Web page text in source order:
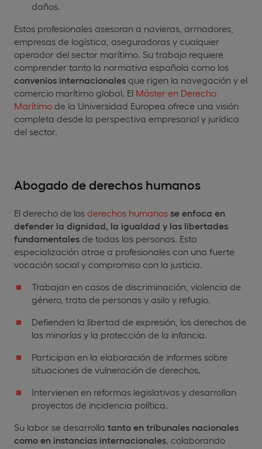
daños.
Estos profesionales asesoran a navieras, armadores,
empresas de logística, aseguradoras y cualquier
operador del sector marítimo. Su trabajo requiere
comprender tanto la normativa española como los
convenios internacionales que rigen la navegación y el
comercio marítimo global. El Máster en Derecho
Marítimo de la Universidad Europea ofrece una visión
completa desde la perspectiva empresarial y jurídica
del sector.
Abogado de derechos humanos
El derecho de los derechos humanos se enfoca en
defender la dignidad, la igualdad y las libertades
fundamentales de todas las personas. Esta
especialización atrae a profesionales con una fuerte
vocación social y compromiso con la justicia.
Trabajan en casos de discriminación, violencia de
género, trata de personas y asilo y refugio.
Defienden la libertad de expresión, los derechos de
las minorías y la protección de la infancia.
Participan en la elaboración de informes sobre
situaciones de vulneración de derechos.
Intervienen en reformas legislativas y desarrollan
proyectos de incidencia política.
Su labor se desarrolla tanto en tribunales nacionales
como en instancias internacionales , colaborando